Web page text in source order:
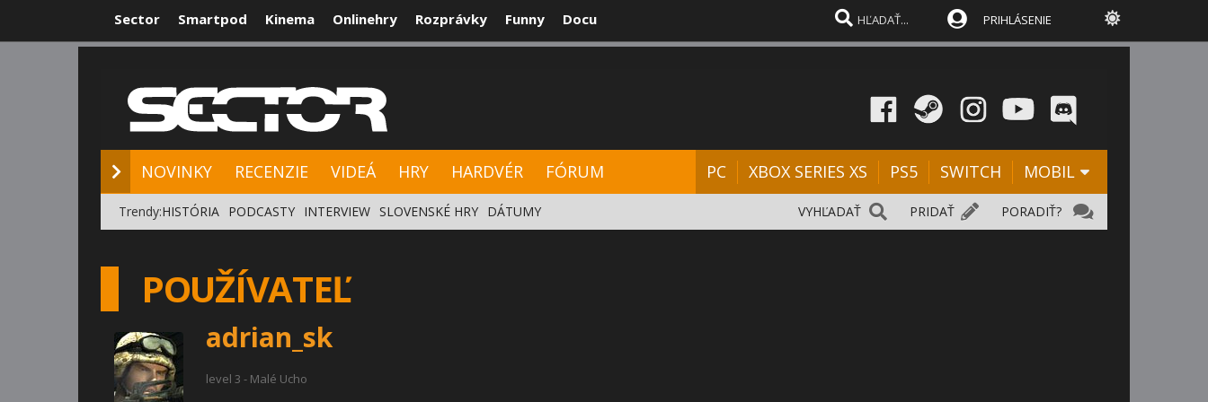
Sector Smartpod Kinema Onlinehry Rozprávky Funny Docu PRIHLÁSENIE
NOVINKY RECENZIE VIDEÁ HRY HARDVÉR FÓRUM PC XBOX SERIES XS PS5 SWITCH MOBIL
PORADIŤ?
PRIDAŤ
VYHĽADAŤ
Trendy:HISTÓRIA PODCASTY INTERVIEW SLOVENSKÉ HRY DÁTUMY
POUŽÍVATEĽ
adrian_sk
level 3 - Malé Ucho